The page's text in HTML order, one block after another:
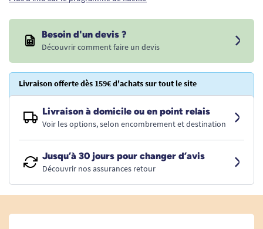
Besoin d'un devis ?
Découvrir comment faire un devis
Livraison offerte dès 159€ d'achats sur tout le site
Livraison à domicile ou en point relais
Voir les options, selon encombrement et destination
Jusqu’à 30 jours pour changer d’avis
Découvrir nos assurances retour